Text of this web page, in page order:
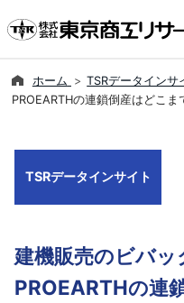
倒産・
会社
ホーム TSRデータインサ
PROEARTHの連鎖倒産はどこま
TSRデータインサイト
建機販売のビバッ
PROEARTHの連